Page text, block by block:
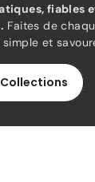
fiables
Faites de
et